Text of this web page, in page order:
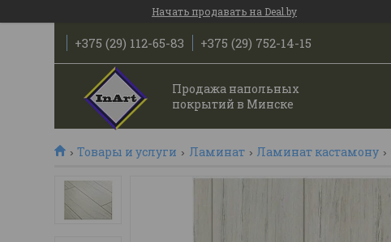
Начать продавать на Deal.by
+375 (29) 112-65-83 +375 (29) 752-14-15
Продажа напольных
покрытий в Минске
Товары и услуги Ламинат Ламинат кастамону